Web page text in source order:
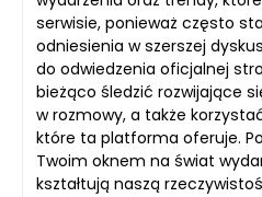
serwisie, ponieważ często
odniesienia w szerszej
do odwiedzenia oficjalnej
bieżąco śledzić rozwijające
w rozmowy, a także
które ta platforma oferuje.
Twoim oknem na świat
kształtują naszą